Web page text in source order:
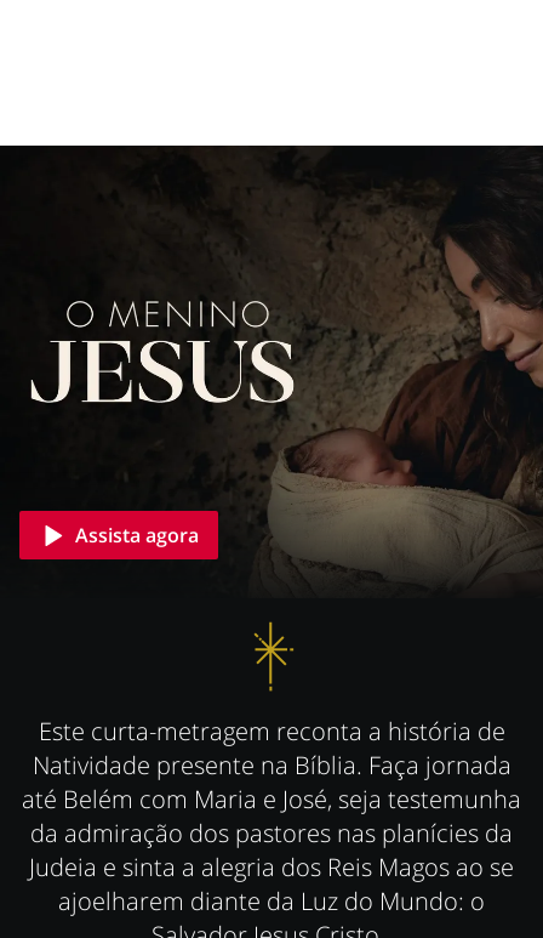
Assista agora
Este curta-metragem reconta a história de
Natividade presente na Bíblia. Faça jornada
até Belém com Maria e José, seja testemunha
da admiração dos pastores nas planícies da
Judeia e sinta a alegria dos Reis Magos ao se
ajoelharem diante da Luz do Mundo: o